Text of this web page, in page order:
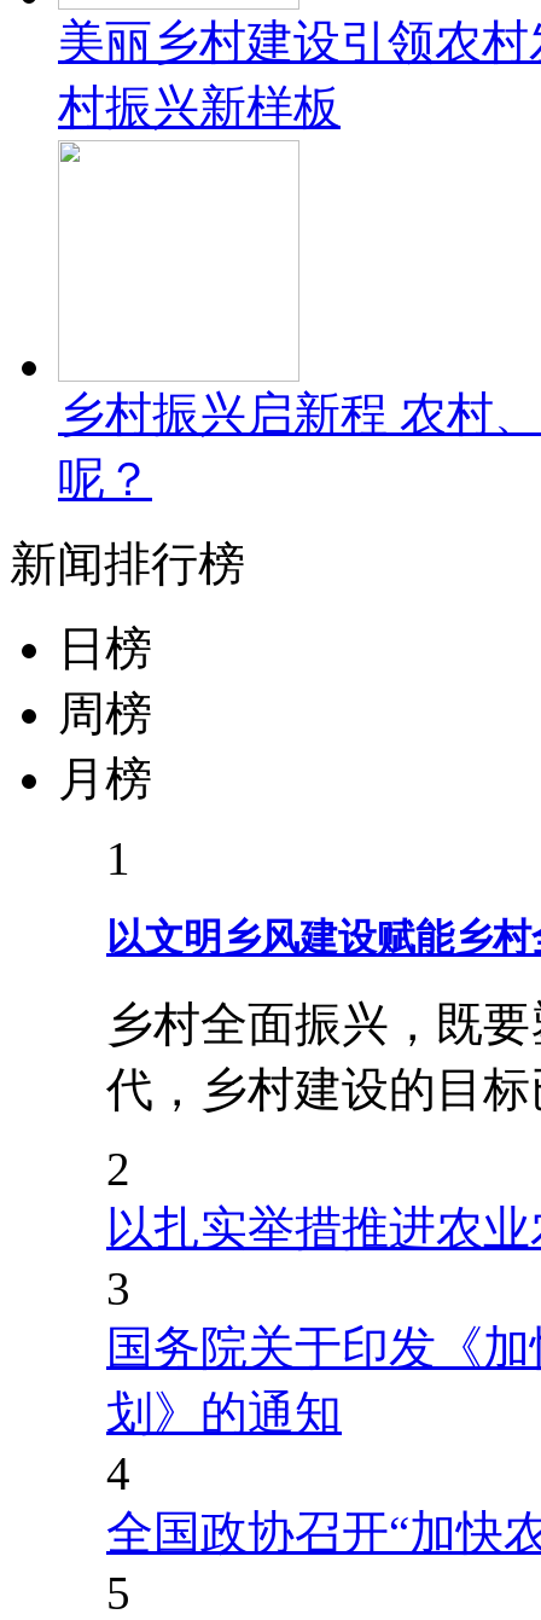
美丽乡村建设引领农
村振兴新样板
乡村振兴启新程 农村
呢？
新闻排行榜
日榜
周榜
月榜
1
以文明乡风建设赋能乡
乡村全面振兴，既
代，乡村建设的目
2
以扎实举措推进农
3
国务院关于印发《
划》的通知
4
全国政协召开“加快
5